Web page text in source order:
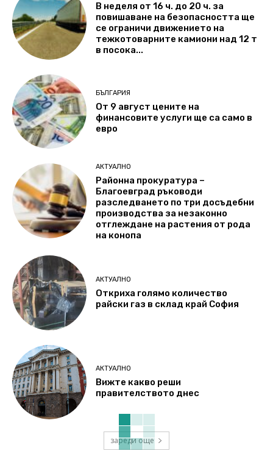
В неделя от 16 ч. до 20 ч. за
повишаване на безопасността ще
се ограничи движението на
тежкотоварните камиони над 12 т
в посока...
БЪЛГАРИЯ
От 9 август цените на
финансовите услуги ще са само в
евро
АКТУАЛНО
Районна прокуратура –
Благоевград ръководи
разследването по три досъдебни
производства за незаконно
отглеждане на растения от рода
на конопа
АКТУАЛНО
Откриха голямо количество
райски газ в склад край София
АКТУАЛНО
Вижте какво реши
правителството днес
зареди още